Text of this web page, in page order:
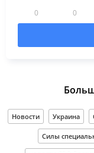
0 0
Новости Украина
Силы